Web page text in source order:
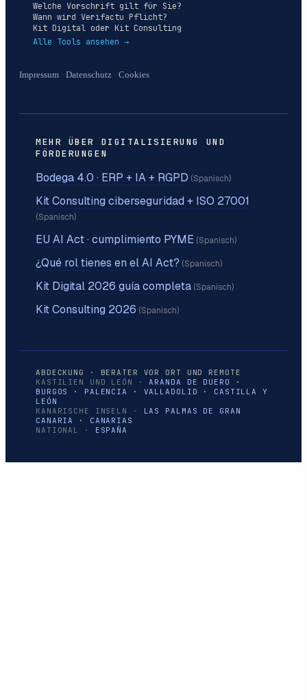
Welche Vorschrift gilt für Sie?
Wann wird Verifactu Pflicht?
Kit Digital oder Kit Consulting
Alle Tools ansehen →
Impressum · Datenschutz · Cookies
MEHR ÜBER DIGITALISIERUNG UND
FÖRDERUNGEN
Bodega 4.0 · ERP + IA + RGPD (Spanisch)
Kit Consulting ciberseguridad + ISO 27001
(Spanisch)
EU AI Act · cumplimiento PYME (Spanisch)
¿Qué rol tienes en el AI Act? (Spanisch)
Kit Digital 2026 guía completa (Spanisch)
Kit Consulting 2026 (Spanisch)
ABDECKUNG · BERATER VOR ORT UND REMOTE
KASTILIEN UND LEÓN · ARANDA DE DUERO
·
BURGOS
· PALENCIA · VALLADOLID · CASTILLA Y
LEÓN
KANARISCHE INSELN · LAS PALMAS DE GRAN
CANARIA
· CANARIAS
NATIONAL · ESPAÑA